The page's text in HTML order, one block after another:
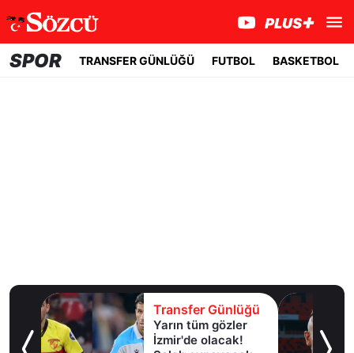
SPOR TRANSFER GÜNLÜĞÜ FUTBOL BASKETBOL
Transfer Günlüğü
Yarın tüm gözler
İzmir'de olacak!